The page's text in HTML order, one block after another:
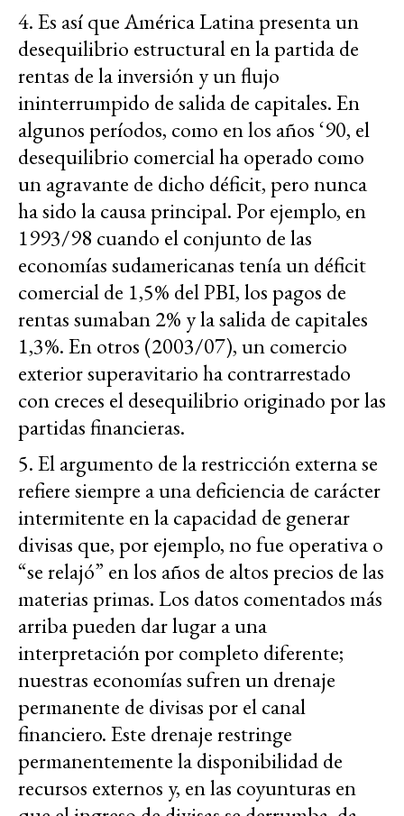
4. Es así que América Latina presenta un
desequilibrio estructural en la partida de
rentas de la inversión y un flujo
ininterrumpido de salida de capitales. En
algunos períodos, como en los años ‘90, el
desequilibrio comercial ha operado como
un agravante de dicho déficit, pero nunca
ha sido la causa principal. Por ejemplo, en
1993/98 cuando el conjunto de las
economías sudamericanas tenía un déficit
comercial de 1,5% del PBI, los pagos de
rentas sumaban 2% y la salida de capitales
1,3%. En otros (2003/07), un comercio
exterior superavitario ha contrarrestado
con creces el desequilibrio originado por las
partidas financieras.
5. El argumento de la restricción externa se
refiere siempre a una deficiencia de carácter
intermitente en la capacidad de generar
divisas que, por ejemplo, no fue operativa o
“se relajó” en los años de altos precios de las
materias primas. Los datos comentados más
arriba pueden dar lugar a una
interpretación por completo diferente;
nuestras economías sufren un drenaje
permanente de divisas por el canal
financiero. Este drenaje restringe
permanentemente la disponibilidad de
recursos externos y, en las coyunturas en